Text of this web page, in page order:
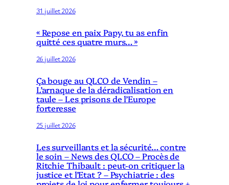
31 juillet 2026
« Repose en paix Papy, tu as enfin
quitté ces quatre murs… »
26 juillet 2026
Ça bouge au QLCO de Vendin –
L’arnaque de la déradicalisation en
taule – Les prisons de l’Europe
forteresse
25 juillet 2026
Les surveillants et la sécurité… contre
le soin – News des QLCO – Procès de
Ritchie Thibault : peut-on critiquer la
justice et l’Etat ? – Psychiatrie : des